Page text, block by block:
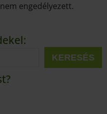
engedélyezett.
KERESÉS